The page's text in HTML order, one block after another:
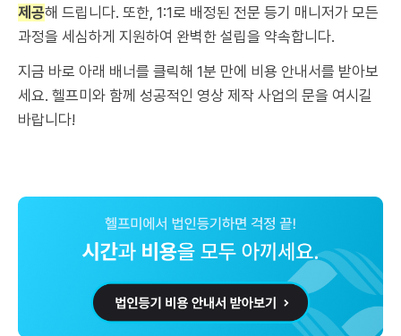
제공해 드립니다. 또한, 1:1로 배정된 전문 등기 매니저가 모든
과정을 세심하게 지원하여 완벽한 설립을 약속합니다.
지금 바로 아래 배너를 클릭해 1분 만에 비용 안내서를 받아보
세요. 헬프미와 함께 성공적인 영상 제작 사업의 문을 여시길
바랍니다!